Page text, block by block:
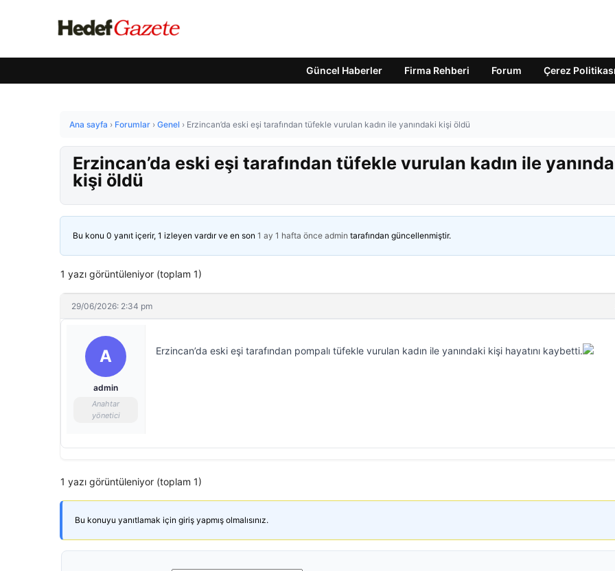
Güncel Haberler Firma Rehberi Forum Çerez Politikası
Ana sayfa › Forumlar › Genel › Erzincan’da eski eşi tarafından tüfekle vurulan kadın ile yanındaki kişi öldü
Erzincan’da eski eşi tarafından tüfekle vurulan kadın ile
kişi öldü
Bu konu 0 yanıt içerir, 1 izleyen vardır ve en son 1 ay 1 hafta önce admin tarafından güncellenmiştir.
1 yazı görüntüleniyor (toplam 1)
29/06/2026: 2:34 pm
A
admin
Anahtar
yönetici
Erzincan’da eski eşi tarafından pompalı tüfekle vurulan kadın ile yanındaki kişi hayatını kaybetti.
1 yazı görüntüleniyor (toplam 1)
Bu konuyu yanıtlamak için giriş yapmış olmalısınız.